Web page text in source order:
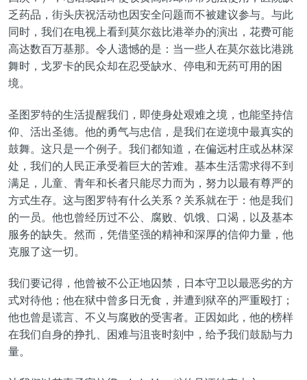
乏药品，街头庆祝活动也因安全问题而不被建议参与。与此
同时，我们在电视上看到莫尔兹比港举办的演出，花费可能
高达数百万基那。令人遗憾的是：当一些人在莫尔兹比港跳
舞时，戈罗卡的民众却在忍受缺水、停电和无药可用的困
境。
圣图罗特的生活提醒我们，即使身处艰难之境，也能坚持信
仰、活出圣德。他的勇气与忠信，是我们在逆境中最真实的
鼓舞。这只是一个例子。我们都知道，在偏远村庄或丛林深
处，我们的人民正承受着巨大的苦难。基本生活需求得不到
满足，儿童、青年和长者只能尽力而为，努力以最有尊严的
方式生存。这与图罗特有什么关系？关系就在于：他是我们
的一员。他也曾经历过不公、腐败、饥饿、口渴，以及基本
服务的缺失。然而，凭借坚强的精神和深厚的信仰力量，他
克服了这一切。
我们要记得，他曾被不公正地囚禁，日本守卫以最恶劣的方
式对待他；他在狱中曾多日无食，并遭到狱卒的严重殴打；
他也曾是谎言、不义与腐败的受害者。正因如此，他的榜样
在我们自身的挣扎、困难与沮丧时刻中，给予我们鼓励与力
量。